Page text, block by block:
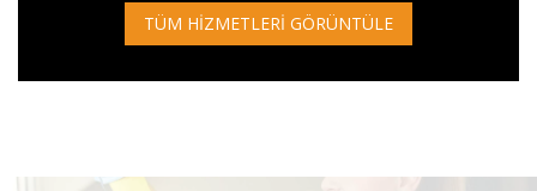
TÜM HIZMETLERI GÖRÜNTÜLE